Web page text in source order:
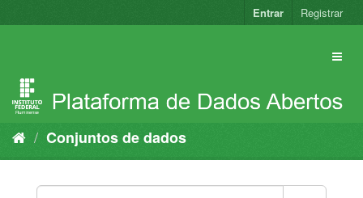
para
Entrar Registrar
Conjuntos de dados